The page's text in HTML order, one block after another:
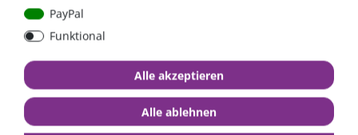
lässt sich schnell zusammenbauen und am mobile
Solarmodul befestigen
Tipp aus der Praxis:
Die Aufstellvorrichtung ist eine optimale Unterstützung eines
PayPal
Funktional
Alle akzeptieren
Alle ablehnen